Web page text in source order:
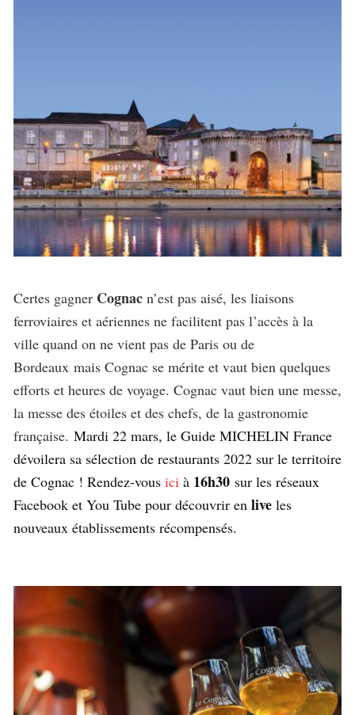
Certes gagner Cognac n’est pas aisé, les liaisons
ferroviaires et aériennes ne facilitent pas l’accès à la
ville quand on ne vient pas de Paris ou de
Bordeaux mais Cognac se mérite et vaut bien quelques
efforts et heures de voyage. Cognac vaut bien une messe,
la messe des étoiles et des chefs, de la gastronomie
française. Mardi 22 mars, le Guide MICHELIN France
dévoilera sa sélection de restaurants 2022 sur le territoire
de Cognac ! Rendez-vous ici à 16h30 sur les réseaux
Facebook et You Tube pour découvrir en live les
nouveaux établissements récompensés.